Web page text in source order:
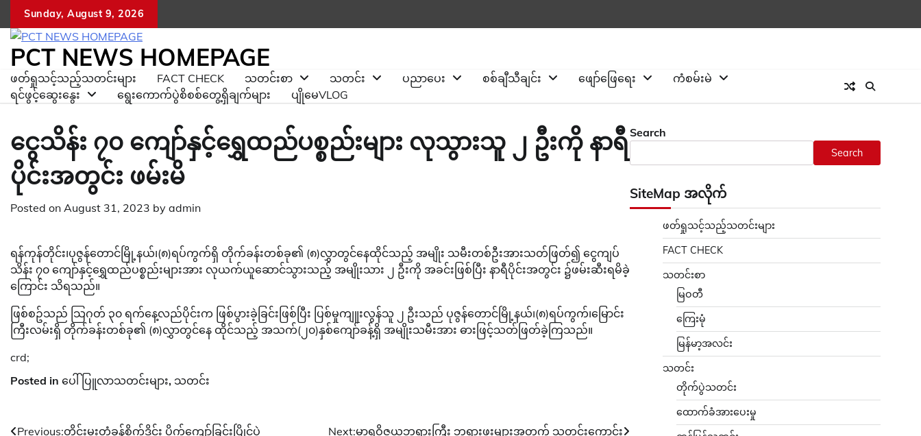
content
Sunday, August 9, 2026
PCT NEWS HOMEPAGE
ဖတ်ရှုသင့်သည့်သတင်းများ FACT CHECK သတင်းစာ သတင်း ပညာပေး စစ်ချီသီချင်း ဖျော်ဖြေရေး
ကံစမ်းမဲ
ရင်ဖွင့်ဆွေးနွေး
ရွေးကောက်ပွဲစိစစ်တွေ့ရှိချက်များ ပျိုမေVLOG
ငွေသိန်း ၇၀ ကျော်နှင့်ရွှေထည်ပစ္စည်းများ လုသွားသူ ၂ ဦးကို နာရီ
ပိုင်းအတွင်း ဖမ်းမိ
Posted on August 31, 2023 by admin
ရန်ကုန်တိုင်း၊ပုဇွန်တောင်မြို့နယ်၊(၈)ရပ်ကွက်ရှိ တိုက်ခန်းတစ်ခု၏ (၈)လွှာတွင်နေထိုင်သည့် အမျိုး သမီးတစ်ဦးအားသတ်ဖြတ်၍ ငွေကျပ်
သိန်း ၇၀ ကျော်နှင့်ရွှေထည်ပစ္စည်းများအား လုယက်ယူဆောင်သွားသည့် အမျိုးသား ၂ ဦးကို အခင်းဖြစ်ပြီး နာရီပိုင်းအတွင်း ၌ဖမ်းဆီးရမိခဲ့
ကြောင်း သိရသည်။
ဖြစ်စဥ်သည် သြဂုတ် ၃၀ ရက်နေ့လည်ပိုင်းက ဖြစ်ပွားခဲ့ခြင်းဖြစ်ပြီး ပြစ်မှုကျူးလွန်သူ ၂ ဦးသည် ပုဇွန်တောင်မြို့နယ်၊(၈)ရပ်ကွက်၊မြောင်း
ကြီးလမ်းရှိ တိုက်ခန်းတစ်ခု၏ (၈)လွှာတွင်နေ ထိုင်သည့် အသက်(၂၀)နှစ်ကျော်ခန့်ရှိ အမျိုးသမီးအား ဓားဖြင့်သတ်ဖြတ်ခဲ့ကြသည်။
crd;
Posted in ပေါ်ပြူလာသတင်းများ, သတင်း
Previous:တိုင်းမှူးတံခွန်စိုက်ဒိုင်း ပိုက်ကျော်ခြင်းပြိုင်ပွဲ Next:မာရဝိဇယဘုရားကြီး ဘုရားဖူးများအတွက် သတင်းကောင်း
Search
Search
SiteMap အလိုက်
ဖတ်ရှုသင့်သည့်သတင်းများ
FACT CHECK
သတင်းစာ
မြဝတီ
ကြေးမုံ
မြန်မာ့အလင်း
သတင်း
တိုက်ပွဲသတင်း
ထောက်ခံအားပေးမှု